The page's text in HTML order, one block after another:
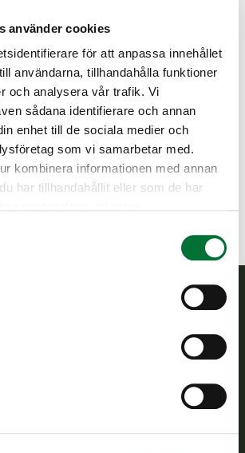
använder cookies
för att anpassa innehållet
användarna, tillhandahålla funktioner
och analysera vår trafik. Vi
sådana identifierare och annan
enhet till de sociala medier och
som vi samarbetar med.
kombinera informationen med annan
har tillhandahållit eller som de har
klo 17.00-18.00.
SUORITUSKERTA
jaktvårdsförening
främjar en hållbar vilthushållning, stöder
för de offentliga förvaltningsuppgifter